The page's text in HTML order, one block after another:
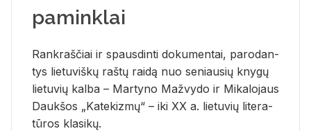
paminklai
Rank­raš­čiai ir spaus­din­ti do­ku­men­tai, pa­ro­dan­
tys lie­tu­viš­kų raš­tų rai­dą nuo se­niau­sių kny­gų
lie­tu­vių kal­ba – Mar­ty­no Ma­žvy­do ir Mi­ka­lo­jaus
Dauk­šos „Ka­te­kiz­mų“ – iki XX a. lie­tu­vių li­te­ra­
tū­ros kla­si­kų.